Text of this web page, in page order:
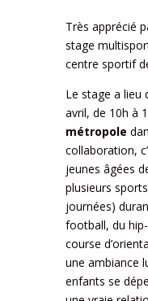
Très apprécié
stage
centre sportif
Le stage a lieu
avril, de 10h à
métropole
collaboration,
jeunes âgées
plusieurs
journées)
football, du
course
une ambiance
enfants se